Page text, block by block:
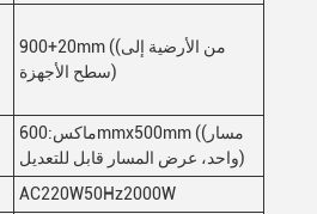
900+20mm ((من الأرضية إلى
سطح الأجهزة)
ماكس:600mmx500mm ((مسار
واحد، عرض المسار قابل للتعديل)
AC220W50Hz2000W